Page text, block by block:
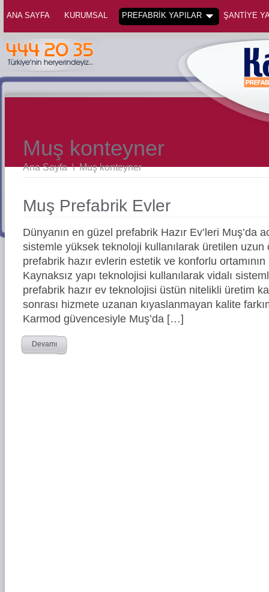
ANA SAYFA KURUMSAL PREFABRİK YAPILAR ŞANTİYE
Muş konteyner
Ana Sayfa \Muş konteyner
Muş Prefabrik Evler
Dünyanın en güzel prefabrik Hazır Ev’leri Muş’da
sistemle yüksek teknoloji kullanılarak üretilen
prefabrik hazır evlerin estetik ve konforlu ortamının
Kaynaksız yapı teknolojisi kullanılarak vidalı
prefabrik hazır ev teknolojisi üstün nitelikli üretim
sonrası hizmete uzanan kıyaslanmayan kalite
Karmod güvencesiyle Muş’da […]
Devamı